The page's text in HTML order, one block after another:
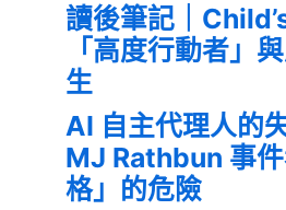
讀後筆記｜
「高度行動者」
生
AI 自主代理人的
MJ Rathbun 事
格」的危險